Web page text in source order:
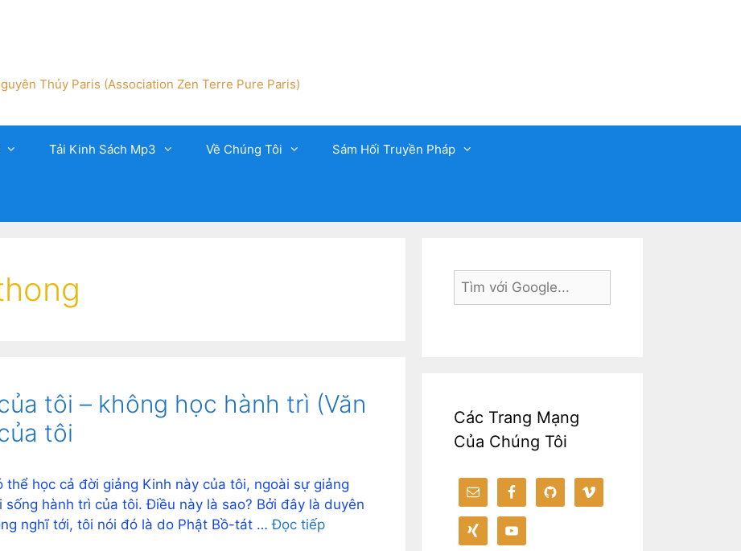
Thủy Paris (Association Zen Terre Pure Paris)
Tải Kinh Sách Mp3 Về Chúng Tôi Sám Hối Truyền Pháp
tôi – không học hành trì (Văn
tôi
học cả đời giảng Kinh này của tôi, ngoài sự giảng
hành trì của tôi. Điều này là sao? Bởi đây là duyên
nghĩ tới, tôi nói đó là do Phật Bồ-tát …Đọc tiếp
Các Trang Mạng
Của Chúng Tôi